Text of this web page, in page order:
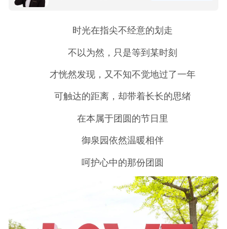
时光在指尖不经意的划走
不以为然，只是等到某时刻
才恍然发现，又不知不觉地过了一年
可触达的距离，却带着长长的思绪
在本属于团圆的节日里
御泉园依然温暖相伴
呵护心中的那份团圆